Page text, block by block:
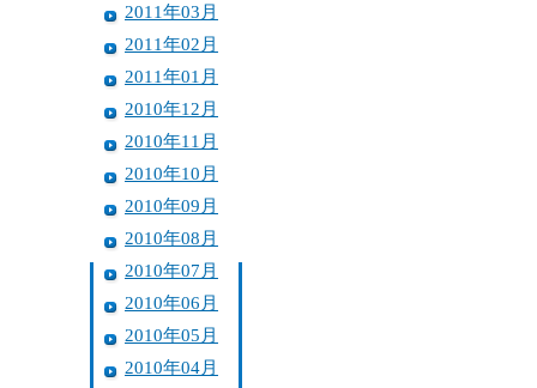
2011年03月
2011年02月
2011年01月
2010年12月
2010年11月
2010年10月
2010年09月
2010年08月
2010年07月
2010年06月
2010年05月
2010年04月